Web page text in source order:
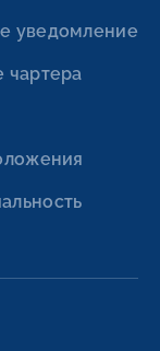
уведомление
чартера